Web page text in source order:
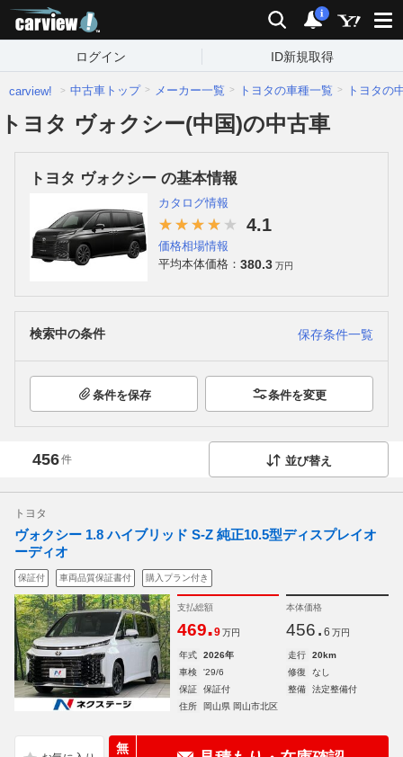
検索 通知
i
ログイン ID新規取得
carview! 中古車トップ メーカー一覧 トヨタの車種一覧 トヨタの
トヨタ ヴォクシー(中国)の中古車
トヨタ ヴォクシー の基本情報
カタログ情報
4.1
価格相場情報
平均本体価格： 380.3 万円
検索中の条件 保存条件一覧
条件を保存 条件を変更
456件 並び替え
トヨタ
ヴォクシー 1.8 ハイブリッド S-Z 純正10.5型ディスプレイオ
ーディオ
保証付 車両品質保証書付 購入プラン付き
支払総額
469.9 万円
本体価格
456. 6 万円
年式 2026年 走行
20km
車検
'29/6 修復
なし
保証
保証付 整備
法定整備付
住所
岡山県 岡山市北区
無